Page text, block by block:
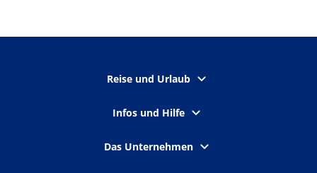
Reise und Urlaub
Infos und Hilfe
Das Unternehmen